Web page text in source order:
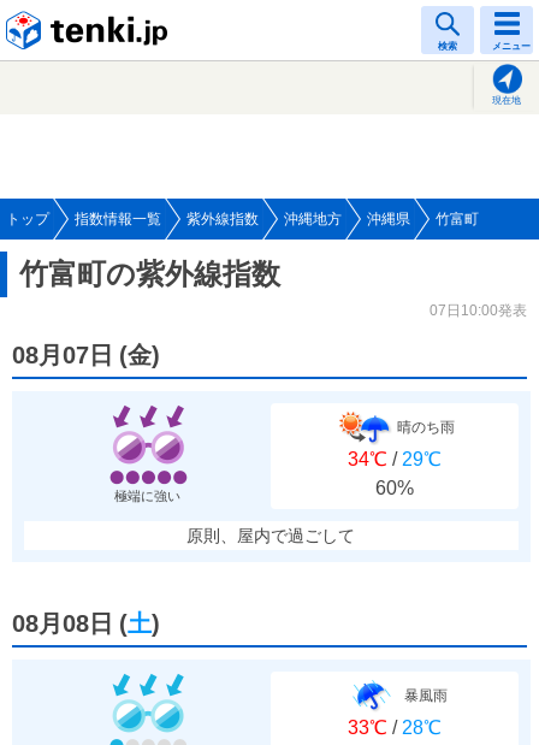
検索 メニュー
現在地
トップ 指数情報一覧 紫外線指数 沖縄地方 沖縄県 竹富町
竹富町の紫外線指数
07日10:00発表
08月07日 (金)
極端に強い
晴のち雨
34℃ / 29℃
60%
原則、屋内で過ごして
08月08日 (土)
暴風雨
33℃ / 28℃